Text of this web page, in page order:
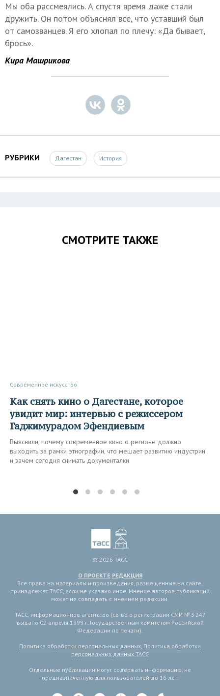
Мы оба рассмеялись. А спустя время даже стали
дружить. Он потом объяснял всё, что уставший был
от самозванцев. Я его хлопал по плечу: «Да бывает,
брось».
Кира Машрикова
РУБРИКИ Дагестан История
СМОТРИТЕ ТАКЖЕ
Современное искусство
Как снять кино о Дагестане, которое
увидит мир: интервью с режиссером
Гаджимурадом Эфендиевым
Выяснили, почему современное кино о регионе должно
выходить за рамки этнографии, что мешает развитию индустрии
и зачем сегодня снимать документалки
© 2026 ТАСС
О ПРОЕКТЕ РЕДАКЦИЯ
Все права на материалы и произведения, размещенные на сайте,
принадлежат ТАСС, если не указано иное. Мнение авторов публикаций
может не совпадать с мнением редакции.
ТАСС, информационное агентство (св-во о регистрации СМИ № 3 247
выдано 02 апреля 1999 г. Государственным комитетом Российской
Федерации по печати).
Политика обработки персональных данных Политика обработки
персональных данных ТАСС
Отдельные публикации могут содержать информацию, не
предназначенную для пользователей до 16 лет.